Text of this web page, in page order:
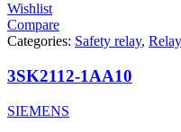
Wishlist
Compare
Categories: Safety relay, Relay
3SK2112-1AA10
SIEMENS